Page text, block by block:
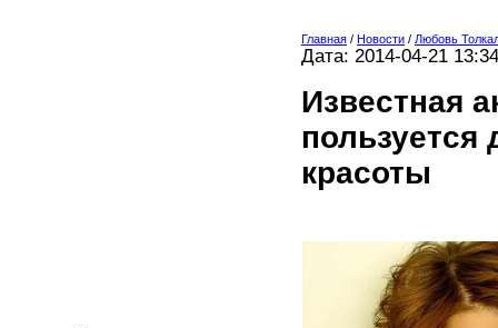
Главная / Новости / Любовь
Дата: 2014-04-21 13:34
Известная
красоты